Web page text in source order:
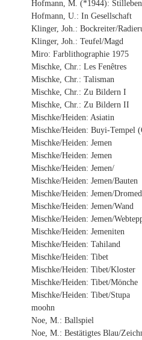
Hofmann, M. (*1944): Stilleben
Hofmann, U.: In Gesellschaft
Klinger, Joh.: Bockreiter/
Klinger, Joh.: Teufel/Magd
Miro: Farblithographie 1975
Mischke, Chr.: Les Fenêtres
Mischke, Chr.: Talisman
Mischke, Chr.: Zu Bildern I
Mischke, Chr.: Zu Bildern II
Mischke/Heiden: Asiatin
Mischke/Heiden: Buyi-Tempel
Mischke/Heiden: Jemen
Mischke/Heiden: Jemen
Mischke/Heiden: Jemen/
Mischke/Heiden: Jemen/Bauten
Mischke/Heiden: Jemen/
Mischke/Heiden: Jemen/Wand
Mischke/Heiden: Jemen/
Mischke/Heiden: Jemeniten
Mischke/Heiden: Tahiland
Mischke/Heiden: Tibet
Mischke/Heiden: Tibet/Kloster
Mischke/Heiden: Tibet/Mönche
Mischke/Heiden: Tibet/Stupa
moohn
Noe, M.: Ballspiel
Noe, M.: Bestätigtes Blau/